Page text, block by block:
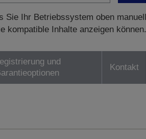
Ihr Betriebssystem oben manuell
kompatible Inhalte anzeigen können.
und
Kontakt